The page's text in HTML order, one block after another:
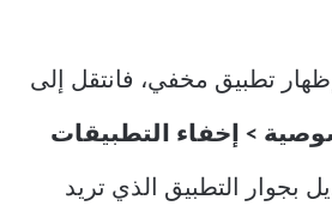
تطبيق مخفي، فانتقل إلى
> إخفاء التطبيقات
بجوار التطبيق الذي تريد